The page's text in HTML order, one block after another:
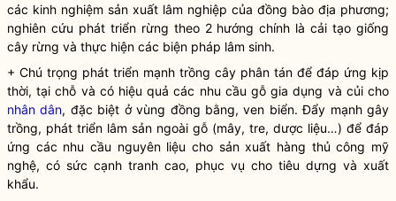
các kinh nghiệm sản xuất lâm nghiệp của đồng bào địa phương;
nghiên cứu phát triển rừng theo 2 hướng chính là cải tạo giống
cây rừng và thực hiện các biện pháp lâm sinh.
+ Chú trọng phát triển mạnh trồng cây phân tán để đáp ứng kịp
thời, tại chỗ và có hiệu quả các nhu cầu gỗ gia dụng và củi cho
nhân dân, đặc biệt ở vùng đồng bằng, ven biển. Đẩy mạnh gây
trồng, phát triển lâm sản ngoài gỗ (mây, tre, dược liệu…) để đáp
ứng các nhu cầu nguyên liệu cho sản xuất hàng thủ công mỹ
nghệ, có sức cạnh tranh cao, phục vụ cho tiêu dựng và xuất
khẩu.